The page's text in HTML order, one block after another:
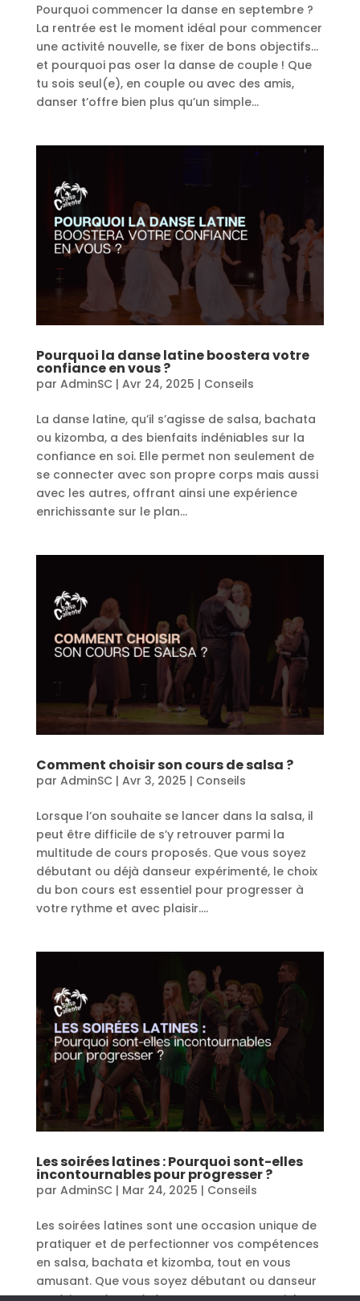
Pourquoi commencer la danse en septembre ?
La rentrée est le moment idéal pour commencer
une activité nouvelle, se fixer de bons objectifs…
et pourquoi pas oser la danse de couple ! Que
tu sois seul(e), en couple ou avec des amis,
danser t’offre bien plus qu’un simple...
Pourquoi la danse latine boostera votre
confiance en vous ?
par AdminSC| Avr 24, 2025 | Conseils
La danse latine, qu’il s’agisse de salsa, bachata
ou kizomba, a des bienfaits indéniables sur la
confiance en soi. Elle permet non seulement de
se connecter avec son propre corps mais aussi
avec les autres, offrant ainsi une expérience
enrichissante sur le plan...
Comment choisir son cours de salsa ?
par AdminSC| Avr 3, 2025 | Conseils
Lorsque l’on souhaite se lancer dans la salsa, il
peut être difficile de s’y retrouver parmi la
multitude de cours proposés. Que vous soyez
débutant ou déjà danseur expérimenté, le choix
du bon cours est essentiel pour progresser à
votre rythme et avec plaisir....
Les soirées latines : Pourquoi sont-elles
incontournables pour progresser ?
par AdminSC| Mar 24, 2025 | Conseils
Les soirées latines sont une occasion unique de
pratiquer et de perfectionner vos compétences
en salsa, bachata et kizomba, tout en vous
amusant. Que vous soyez débutant ou danseur